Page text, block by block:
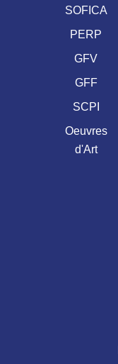
SOFICA
PERP
GFV
GFF
SCPI
Oeuvres
d'Art